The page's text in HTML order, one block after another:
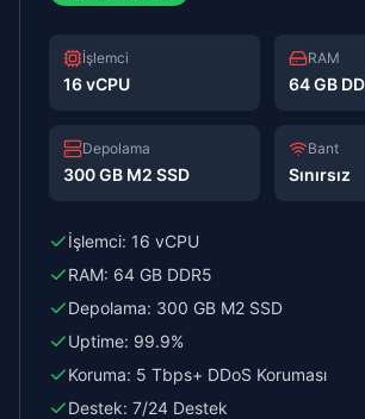
İşlemci
16 vCPU
RAM
64 GB
Depolama
300 GB M2 SSD
Bant
Sınırsız
İşlemci: 16 vCPU
RAM: 64 GB DDR5
Depolama: 300 GB M2 SSD
Uptime: 99.9%
Koruma: 5 Tbps+ DDoS Koruması
Destek: 7/24 Destek